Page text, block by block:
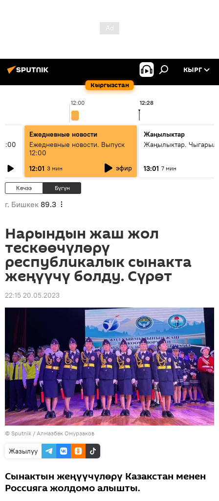
Кыргызстан
КЫРГ
12:00 12:28
Ежедневные новости
Ежедневные новости. Выпуск
12:00
12:01 3 мин эфир
Жаңылыктар
Жаңылыктар.
13:01 7 мин
Кечээ Бүгүн
г. Бишкек 89.3
Нарындын жаш жол
тескөөчүлөрү
республикалык сынакта
жеңүүчү болду. Сүрөт
22:15 20.05.2023
© Sputnik / Алмазбек Омурзаков
Жазылуу
Сынактын жеңүүчүлөрү Казакстан менен
Россияга жолдомо алышты.